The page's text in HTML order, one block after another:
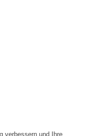
verbessern und Ihre